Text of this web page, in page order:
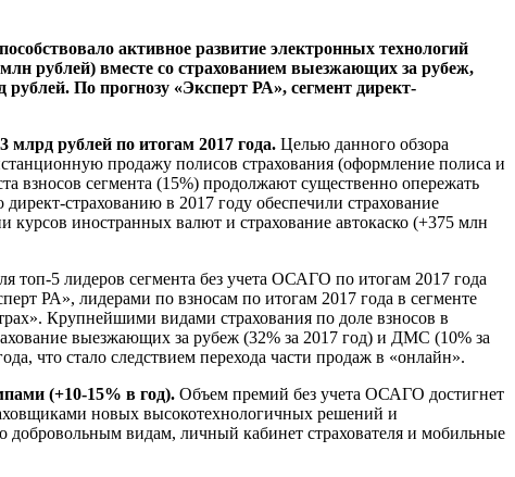
активное развитие электронных технологий
рублей) вместе со страхованием выезжающих за рубеж,
По прогнозу «Эксперт РА», сегмент директ-
рублей по итогам 2017 года. Целью данного обзора
продажу полисов страхования (оформление полиса и
взносов сегмента (15%) продолжают существенно опережать
страхованию в 2017 году обеспечили страхование
курсов иностранных валют и страхование автокаско (+375 млн
топ-5 лидеров сегмента без учета ОСАГО по итогам 2017 года
РА», лидерами по взносам по итогам 2017 года в сегменте
Крупнейшими видами страхования по доле взносов в
выезжающих за рубеж (32% за 2017 год) и ДМС (10% за
что стало следствием перехода части продаж в «онлайн».
(+10-15% в год). Объем премий без учета ОСАГО достигнет
новых высокотехнологичных решений и
видам, личный кабинет страхователя и мобильные